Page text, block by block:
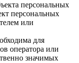
персональных
персональных
или
для
оператора или
значимых